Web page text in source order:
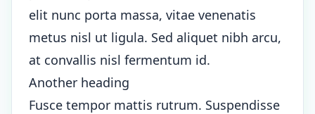
elit nunc porta massa, vitae venenatis
metus nisl ut ligula. Sed aliquet nibh arcu,
at convallis nisl fermentum id.
Another heading
Fusce tempor mattis rutrum. Suspendisse